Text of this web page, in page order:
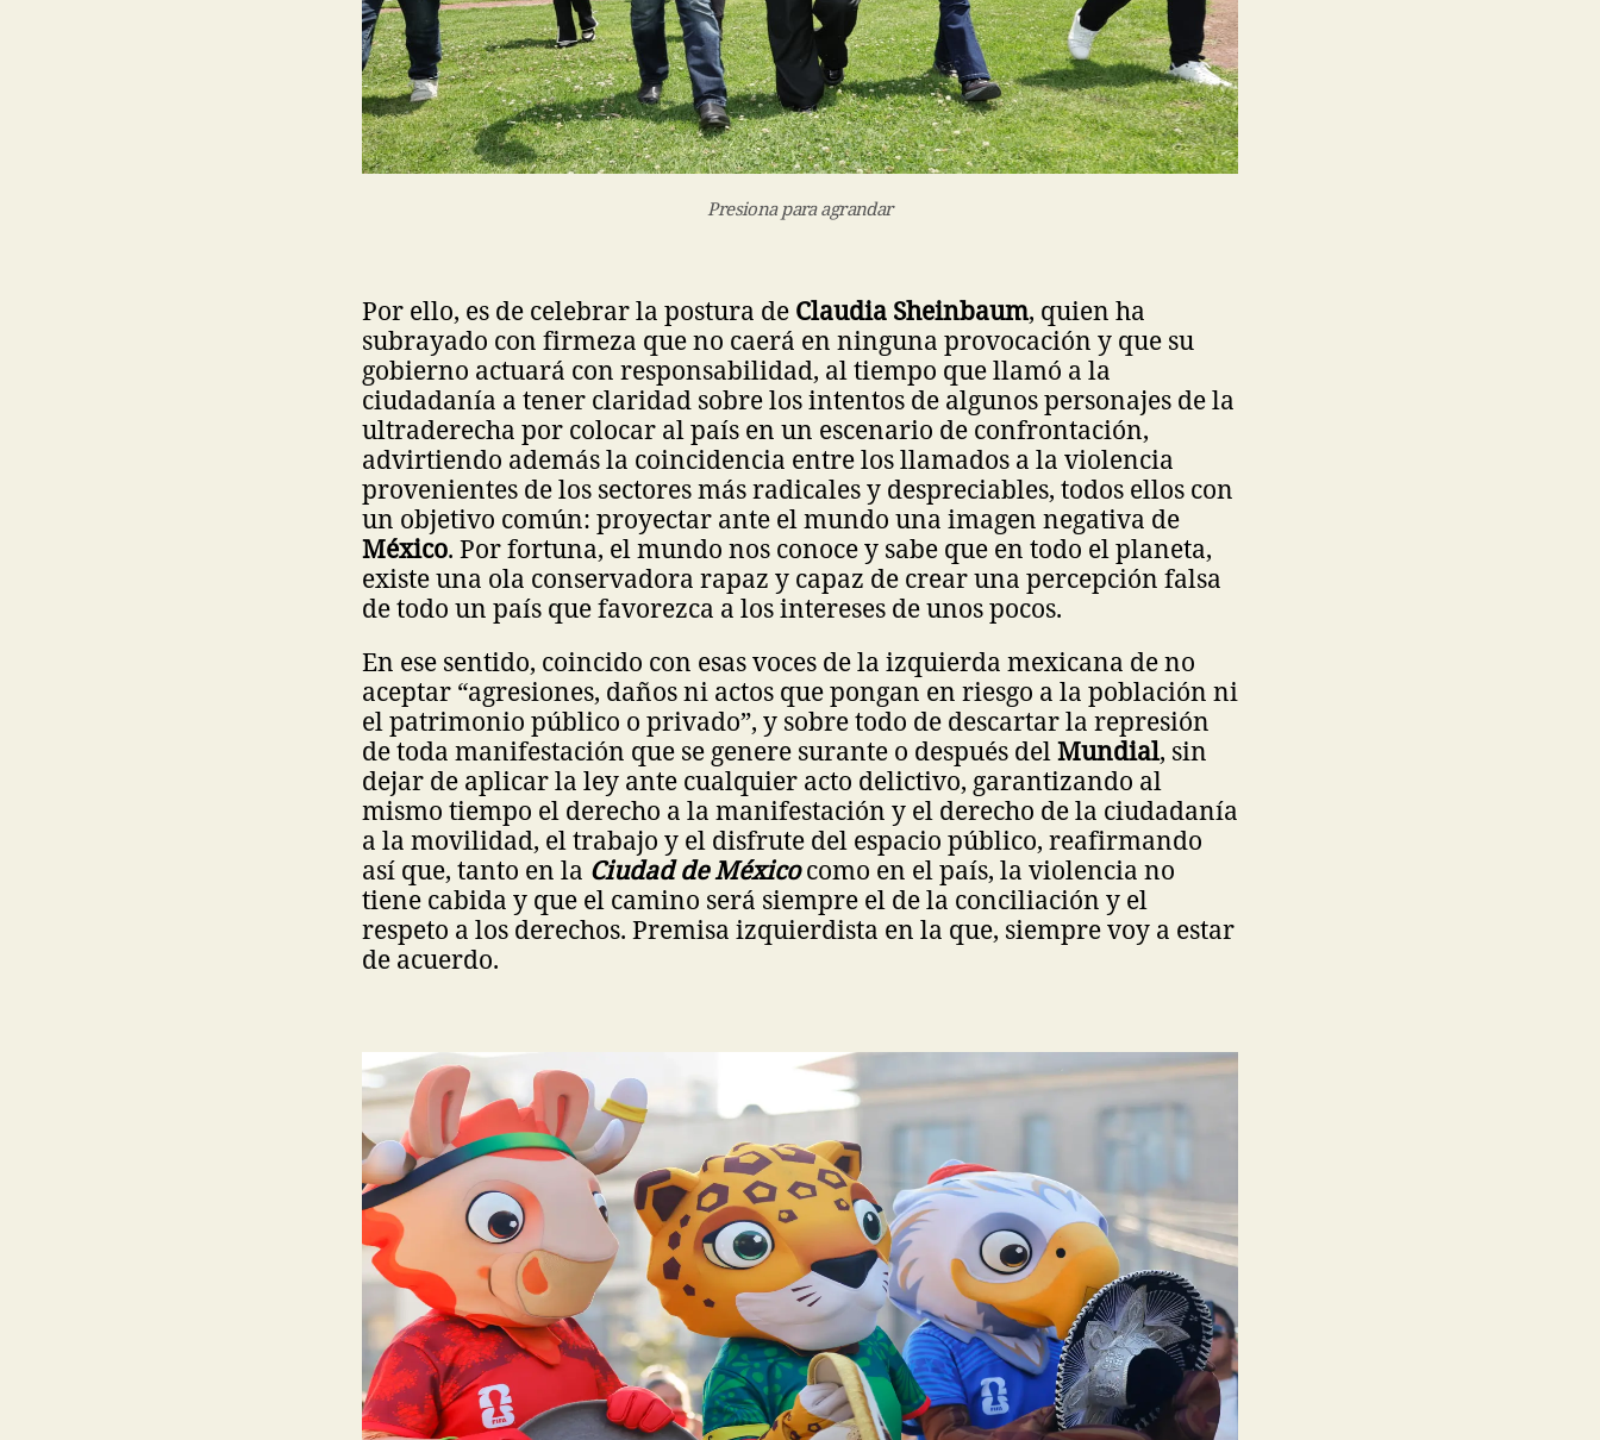
Presiona para agrandar
Por ello, es de celebrar la postura de Claudia Sheinbaum, quien ha
subrayado con firmeza que no caerá en ninguna provocación y que su
gobierno actuará con responsabilidad, al tiempo que llamó a la
ciudadanía a tener claridad sobre los intentos de algunos personajes de la
ultraderecha por colocar al país en un escenario de confrontación,
advirtiendo además la coincidencia entre los llamados a la violencia
provenientes de los sectores más radicales y despreciables, todos ellos con
un objetivo común: proyectar ante el mundo una imagen negativa de
México. Por fortuna, el mundo nos conoce y sabe que en todo el planeta,
existe una ola conservadora rapaz y capaz de crear una percepción falsa
de todo un país que favorezca a los intereses de unos pocos.
En ese sentido, coincido con esas voces de la izquierda mexicana de no
aceptar “agresiones, daños ni actos que pongan en riesgo a la población ni
el patrimonio público o privado”, y sobre todo de descartar la represión
de toda manifestación que se genere surante o después delMundial, sin
dejar de aplicar la ley ante cualquier acto delictivo, garantizando al
mismo tiempo el derecho a la manifestación y el derecho de la ciudadanía
a la movilidad, el trabajo y el disfrute del espacio público, reafirmando
así que, tanto en la Ciudad de Méxicocomo en el país, la violencia no
tiene cabida y que el camino será siempre el de la conciliación y el
respeto a los derechos. Premisa izquierdista en la que, siempre voy a estar
de acuerdo.